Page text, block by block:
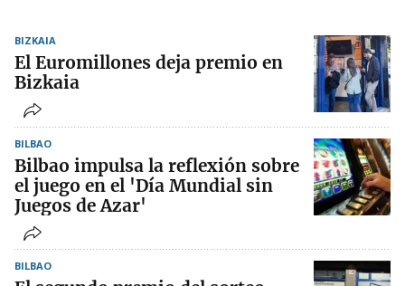
BIZKAIA
El Euromillones deja premio en
Bizkaia
BILBAO
Bilbao impulsa la reflexión sobre
el juego en el 'Día Mundial sin
Juegos de Azar'
BILBAO